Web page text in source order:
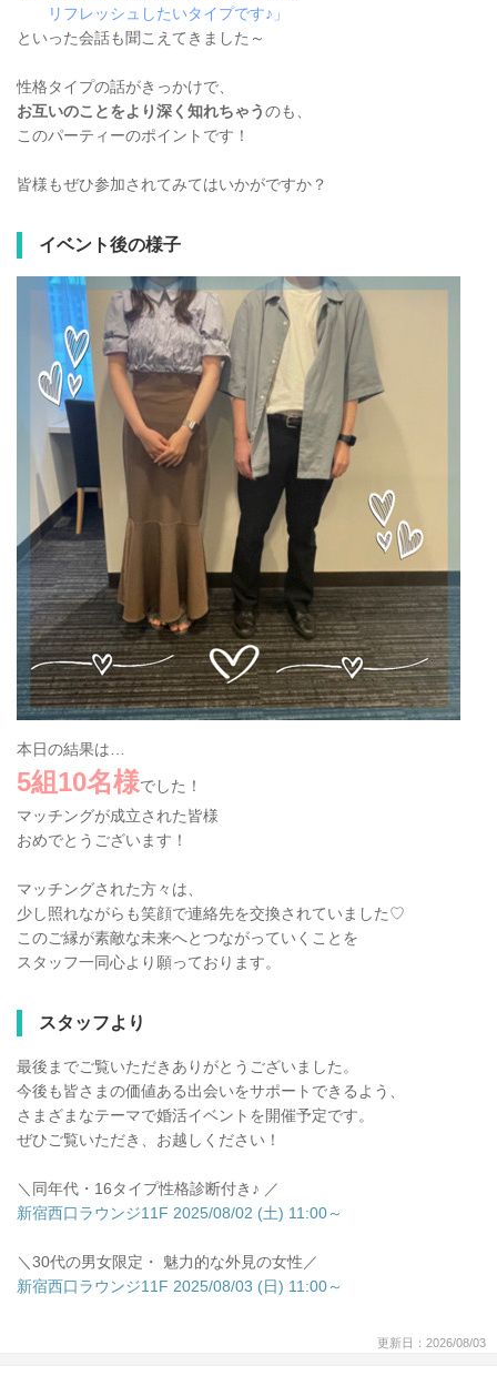
リフレッシュしたいタイプです♪」
といった会話も聞こえてきました～
性格タイプの話がきっかけで、
お互いのことをより深く知れちゃうのも、
このパーティーのポイントです！
皆様もぜひ参加されてみてはいかがですか？
イベント後の様子
本日の結果は…
5組10名様でした！
マッチングが成立された皆様
おめでとうございます！
マッチングされた方々は、
少し照れながらも笑顔で連絡先を交換されていました♡
このご縁が素敵な未来へとつながっていくことを
スタッフ一同心より願っております。
スタッフより
最後までご覧いただきありがとうございました。
今後も皆さまの価値ある出会いをサポートできるよう、
さまざまなテーマで婚活イベントを開催予定です。
ぜひご覧いただき、お越しください！
＼同年代・16タイプ性格診断付き♪ ／
新宿西口ラウンジ11F 2025/08/02 (土) 11:00～
＼30代の男女限定・ 魅力的な外見の女性／
新宿西口ラウンジ11F 2025/08/03 (日) 11:00～
更新日：2026/08/03